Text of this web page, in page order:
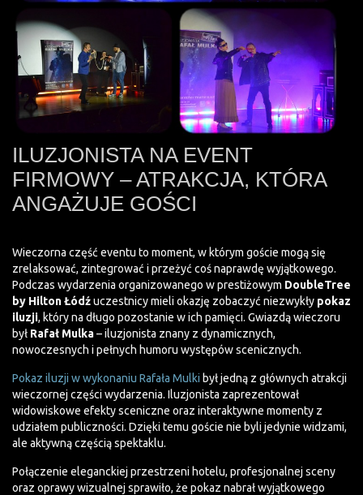
ILUZJONISTA NA EVENT
FIRMOWY – ATRAKCJA, KTÓRA
ANGAŻUJE GOŚCI
Wieczorna część eventu to moment, w którym goście mogą się
zrelaksować, zintegrować i przeżyć coś naprawdę wyjątkowego.
Podczas wydarzenia organizowanego w prestiżowym DoubleTree
by Hilton Łódźuczestnicy mieli okazję zobaczyć niezwykły pokaz
iluzji, który na długo pozostanie w ich pamięci. Gwiazdą wieczoru
był Rafał Mulka– iluzjonista znany z dynamicznych,
nowoczesnych i pełnych humoru występów scenicznych.
Pokaz iluzji w wykonaniu Rafała Mulki był jedną z głównych atrakcji
wieczornej części wydarzenia. Iluzjonista zaprezentował
widowiskowe efekty sceniczne oraz interaktywne momenty z
udziałem publiczności. Dzięki temu goście nie byli jedynie widzami,
ale aktywną częścią spektaklu.
Połączenie eleganckiej przestrzeni hotelu, profesjonalnej sceny
oraz oprawy wizualnej sprawiło, że pokaz nabrał wyjątkowego